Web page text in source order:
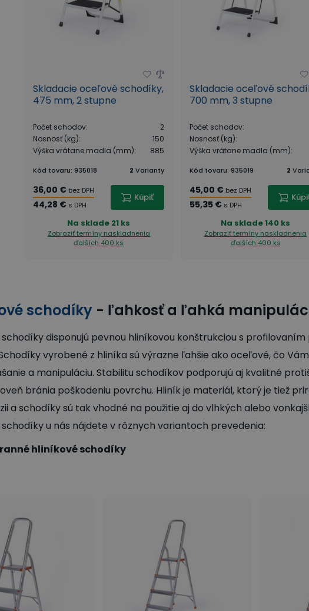
Skladacie oceľové schodíky,
475 mm, 2 stupne
Počet schodov:
2
Nosnosť (kg):
150
Výška vrátane madla (mm): 885
Kód tovaru:935018 2 Varianty
36,00 € bez DPH
44,28 € s DPH
Kúpiť
Na sklade 21 ks
Zobraziť termíny naskladnenia
ďalších 400 ks
Skladacie oceľové
700 mm, 3 stupne
Počet schodov:
Nosnosť (kg):
Výška vrátane madla (mm):
Kód tovaru:935019 2
45,00 € bez DPH
55,35 € s DPH
Na sklade140 ks
Zobraziť termíny naskladnenia
ďalších 400 ks
schodíky - ľahkosť a ľahká
schodíky disponujú pevnou hliníkovou konštrukciou s profilovaním
vyrobené z hliníka sú výrazne ľahšie ako oceľové, čo
a manipuláciu. Stabilitu schodíkov podporujú aj kvalitné
bránia poškodeniu povrchu. Hliník je materiál, ktorý je tiež
a schodíky sú tak vhodné na použitie aj do vlhkých alebo
schodíky u nás nájdete v rôznych variantoch prevedenia:
hliníkové schodíky